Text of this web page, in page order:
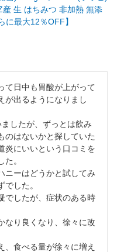
生 はちみつ 非加熱 無添
に最大12％OFF】
て日中も胃酸が上がって
が出るようになりまし
したが、ずっとは飲み
のはないかと探していた
炎にいいという口コミを
。
ニーはどうかと試してみ
した。
でしたが、症状のある時
なり良くなり、徐々に改
、食べる量が徐々に増え